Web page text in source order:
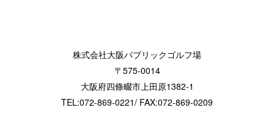
株式会社大阪パブリックゴルフ場
〒575-0014
大阪府四條畷市上田原1382-1
TEL:072-869-0221/ FAX:072-869-0209